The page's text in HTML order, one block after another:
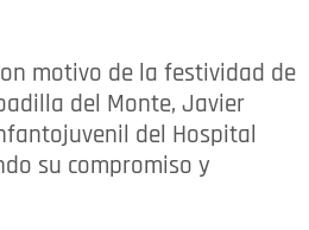
motivo de la festividad de
del Monte, Javier
del Hospital
su compromiso y